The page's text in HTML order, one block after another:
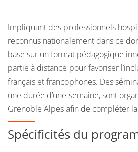
Impliquant des professionnels
reconnus nationalement dans ce
base sur un format pédagogique
partie à distance pour favoriser
français et francophones. Des
une durée d’une semaine, sont
Grenoble Alpes afin de compléter
Spécificités du